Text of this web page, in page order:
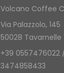
Volcano Coffee
Via Palazzolo, 145
50028 Tavarnelle
+39 0557476022
3474858433